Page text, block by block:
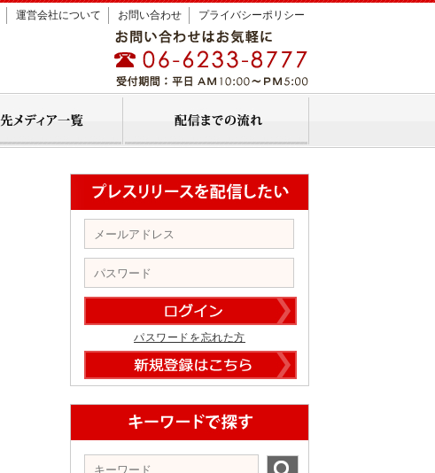
運営会社について お問い合わせ プライバシーポリシー
パスワードを忘れた方